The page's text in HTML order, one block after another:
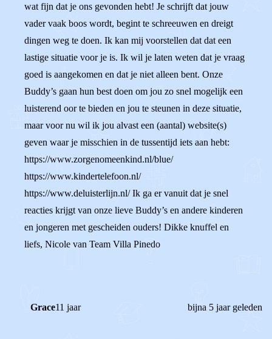
wat fijn dat je ons gevonden hebt! Je schrijft dat jouw
vader vaak boos wordt, begint te schreeuwen en dreigt
dingen weg te doen. Ik kan mij voorstellen dat dat een
lastige situatie voor je is. Ik wil je laten weten dat je vraag
goed is aangekomen en dat je niet alleen bent. Onze
Buddy’s gaan hun best doen om jou zo snel mogelijk een
luisterend oor te bieden en jou te steunen in deze situatie,
maar voor nu wil ik jou alvast een (aantal) website(s)
geven waar je misschien in de tussentijd iets aan hebt:
https://www.zorgenomeenkind.nl/blue/
https://www.kindertelefoon.nl/
https://www.deluisterlijn.nl/ Ik ga er vanuit dat je snel
reacties krijgt van onze lieve Buddy’s en andere kinderen
en jongeren met gescheiden ouders! Dikke knuffel en
liefs, Nicole van Team Villa Pinedo
Grace11 jaar bijna 5 jaar geleden